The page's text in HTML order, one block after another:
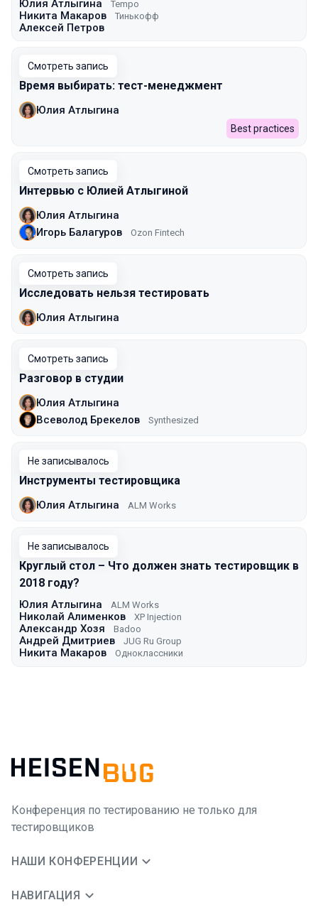
Юлия Атлыгина Tempo
Никита Макаров Тинькофф
Алексей Петров
Смотреть запись
Время выбирать: тест-менеджмент
Юлия Атлыгина
Best practices
Смотреть запись
Интервью с Юлией Атлыгиной
Юлия Атлыгина
Игорь Балагуров
Ozon Fintech
Смотреть запись
Исследовать нельзя тестировать
Юлия Атлыгина
Смотреть запись
Разговор в студии
Юлия Атлыгина
Всеволод Брекелов
Synthesized
Не записывалось
Инструменты тестировщика
Юлия Атлыгина ALM Works
Не записывалось
Круглый стол – Что должен знать тестировщик в
2018 году?
Юлия Атлыгина ALM Works
Николай Алименков XP Injection
Александр Хозя Badoo
Андрей Дмитриев JUG Ru Group
Никита Макаров Одноклассники
Конференция по тестированию не только для
тестировщиков
НАШИ КОНФЕРЕНЦИИ
НАВИГАЦИЯ